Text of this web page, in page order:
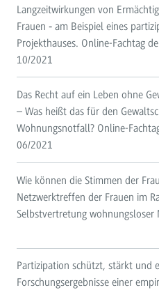
Langzeitwirkungen von
Frauen ‐ am Beispiel eines
Projekthauses. Online-Fachtag
10/2021
Das Recht auf ein Leben ohne
– Was heißt das für den
Wohnungsnotfall? Online-
06/2021
Wie können die Stimmen der
Netzwerktreffen der Frauen im
Selbstvertretung wohnungsloser
Partizipation schützt, stärkt und
Forschungsergebnisse einer